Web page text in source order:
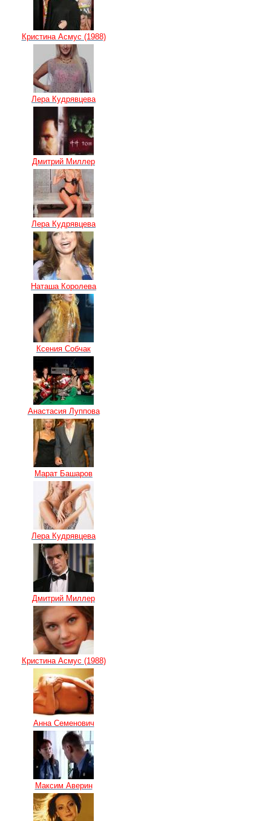
Кристина Асмус (1988)
Лера Кудрявцева
Дмитрий Миллер
Лера Кудрявцева
Наташа Королева
Ксения Собчак
Анастасия Луппова
Марат Башаров
Лера Кудрявцева
Дмитрий Миллер
Кристина Асмус (1988)
Анна Семенович
Максим Аверин